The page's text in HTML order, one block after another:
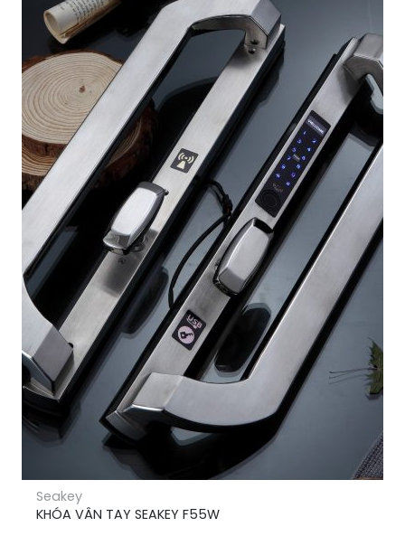
Seakey
KHÓA VÂN TAY SEAKEY F55W